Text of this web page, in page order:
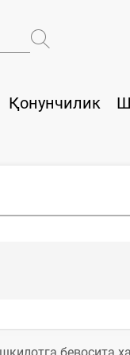
Қонунчилик
бевосита